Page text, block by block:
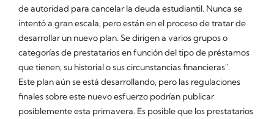
de autoridad para cancelar la deuda estudiantil. Nunca se
intentó a gran escala, pero están en el proceso de tratar de
desarrollar un nuevo plan. Se dirigen a varios grupos o
categorías de prestatarios en función del tipo de préstamos
que tienen, su historial o sus circunstancias financieras".
Este plan aún se está desarrollando, pero las regulaciones
finales sobre este nuevo esfuerzo podrían publicar
posiblemente esta primavera. Es posible que los prestatarios